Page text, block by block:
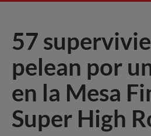
57
pelean por
en la Mesa
Super High